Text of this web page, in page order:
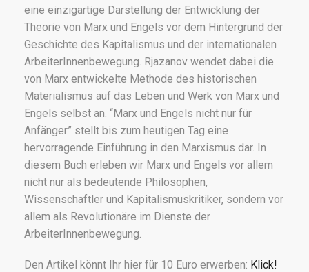
eine einzigartige Darstellung der Entwicklung der
Theorie von Marx und Engels vor dem Hintergrund der
Geschichte des Kapitalismus und der internationalen
ArbeiterInnenbewegung. Rjazanov wendet dabei die
von Marx entwickelte Methode des historischen
Materialismus auf das Leben und Werk von Marx und
Engels selbst an. “Marx und Engels nicht nur für
Anfänger” stellt bis zum heutigen Tag eine
hervorragende Einführung in den Marxismus dar. In
diesem Buch erleben wir Marx und Engels vor allem
nicht nur als bedeutende Philosophen,
Wissenschaftler und Kapitalismuskritiker, sondern vor
allem als Revolutionäre im Dienste der
ArbeiterInnenbewegung.
Den Artikel könnt Ihr hier für 10 Euro erwerben: Klick!